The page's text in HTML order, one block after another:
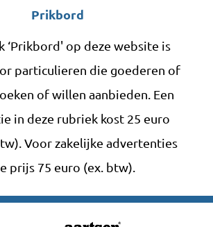
Prikbord
‘Prikbord' op deze website is
particulieren die goederen of
of willen aanbieden. Een
in deze rubriek kost 25 euro
Voor zakelijke advertenties
prijs 75 euro (ex. btw).